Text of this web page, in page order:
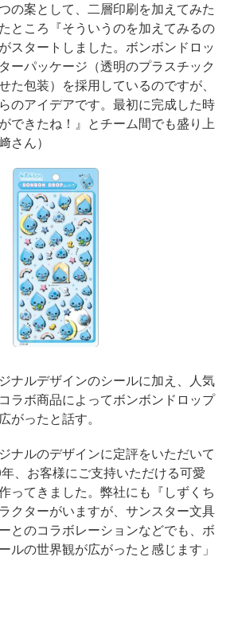
の案として、二層印刷を加えてみた
ところ『そういうのを加えてみるの
スタートしました。ボンボンドロッ
ーパッケージ（透明のプラスチック
た包装）を採用しているのですが、
のアイデアです。最初に完成した時
できたね！』とチーム間でも盛り上
さん）
ナルデザインのシールに加え、人気
ラボ商品によってボンボンドロップ
がったと話す。
ナルのデザインに定評をいただいて
、お客様にご支持いただける可愛
ってきました。弊社にも『しずくち
クターがいますが、サンスター文具
とのコラボレーションなどでも、ボ
ルの世界観が広がったと感じます」